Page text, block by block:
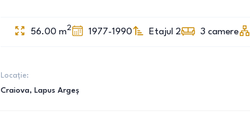
56.00 m2 1977-1990 Etajul 2 3 camere
Locație:
Craiova, Lapus Argeș